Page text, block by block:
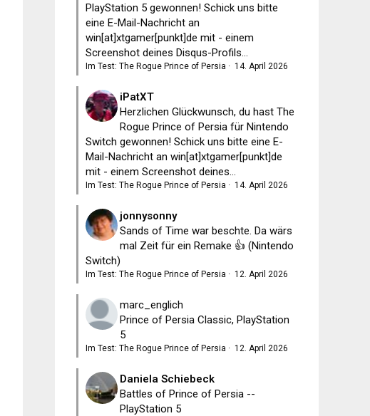
PlayStation 5 gewonnen! Schick uns bitte
eine E-Mail-Nachricht an
win[at]xtgamer[punkt]de mit - einem
Screenshot deines Disqus-Profils...
Im Test: The Rogue Prince of Persia · 14. April 2026
iPatXT
Herzlichen Glückwunsch, du hast The
Rogue Prince of Persia für Nintendo
Switch gewonnen! Schick uns bitte eine E-
Mail-Nachricht an win[at]xtgamer[punkt]de
mit - einem Screenshot deines...
Im Test: The Rogue Prince of Persia · 14. April 2026
jonnysonny
Sands of Time war beschte. Da wärs
mal Zeit für ein Remake 👍 (Nintendo
Switch)
Im Test: The Rogue Prince of Persia · 12. April 2026
marc_englich
Prince of Persia Classic, PlayStation
5
Im Test: The Rogue Prince of Persia · 12. April 2026
Daniela Schiebeck
Battles of Prince of Persia --
PlayStation 5